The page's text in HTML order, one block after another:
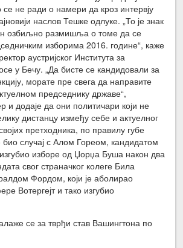
се не ради о намери да кроз интервју
наслов Тешке одлуке. „То је знак
озбиљно размишља о томе да се
изборима 2016. године“, каже
аустријског Института за
у Бечу. „Да бисте се кандидовали за
морате пре свега да направите
председнику државе“,
и додаје да они политичари који не
дистанцу између себе и актуелног
претходника, по правилу губе
био случај с Алом Гореом, кандидатом
изгубио изборе од Џорџа Буша након два
свог страначког колеге Била
Фордом, који је аболирао
Вотергејт и тако изгубио
се за тврђи став Вашингтона по